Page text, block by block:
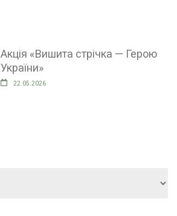
Акція «Вишита стрічка — Герою
України»
22.05.2026